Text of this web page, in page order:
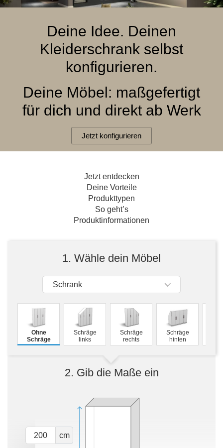
Schuhschrank
Hängeschrank
Hängeboard
TV-Möbel
Sideboard
Massivholz
Badregal
SpiegelschrankPolstermöbel
Sofa
Hocker
Schlafsofa
Schlafsessel
der
der
Produktlinie
Ultima
Deine Idee. Deinen
Kleiderschrank selbst
konfigurieren.
Deine Möbel: maßgefertigt
für dich und direkt ab Werk
Jetzt konfigurieren
Jetzt entdecken
Deine Vorteile
Produkttypen
So geht’s
Produktinformationen
1. Wähle dein Möbel
Schrank
Ohne
Schräge
Schräge
links
Schräge
rechts
Schräge
hinten
2. Gib die Maße ein
cm
Kommoden
Massivholz-Schränke & -Regale
Wandboards